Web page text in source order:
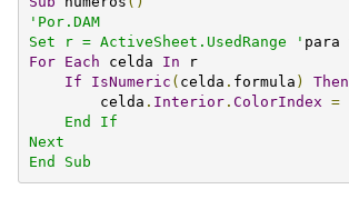
'Por.DAM
Set r = ActiveSheet.UsedRange '
For Each celda In r
If
IsNumeric ( celda . formula )
Then
        celda
. Interior .ColorIndex =
    End If
Next
End Sub